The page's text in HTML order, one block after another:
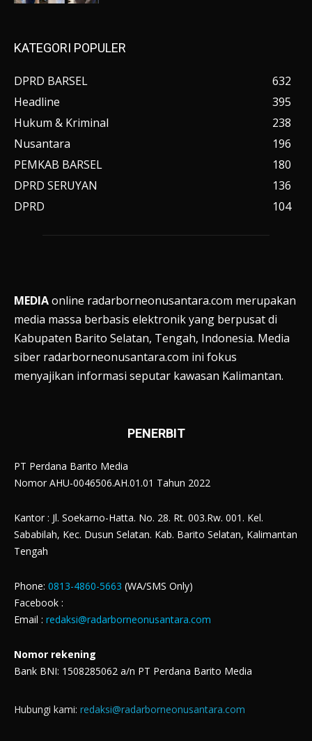
KATEGORI POPULER
DPRD BARSEL
632
Headline
395
Hukum & Kriminal
238
Nusantara
196
PEMKAB BARSEL
180
DPRD SERUYAN
136
DPRD
104
MEDIAonline radarborneonusantara.com merupakan
media massa berbasis elektronik yang berpusat di
Kabupaten Barito Selatan, Tengah, Indonesia. Media
siber radarborneonusantara.com ini fokus
menyajikan informasi seputar kawasan Kalimantan.
PENERBIT
PT Perdana Barito Media
Nomor AHU-0046506.AH.01.01 Tahun 2022
Kantor : Jl. Soekarno-Hatta. No. 28. Rt. 003.Rw. 001. Kel.
Sababilah, Kec. Dusun Selatan. Kab. Barito Selatan, Kalimantan
Tengah
Phone: 0813-4860-5663 (WA/SMS Only)
Facebook :
Email : redaksi@radarborneonusantara.com
Nomor rekening
Bank BNI: 1508285062 a/n PT Perdana Barito Media
Hubungi kami: redaksi@radarborneonusantara.com